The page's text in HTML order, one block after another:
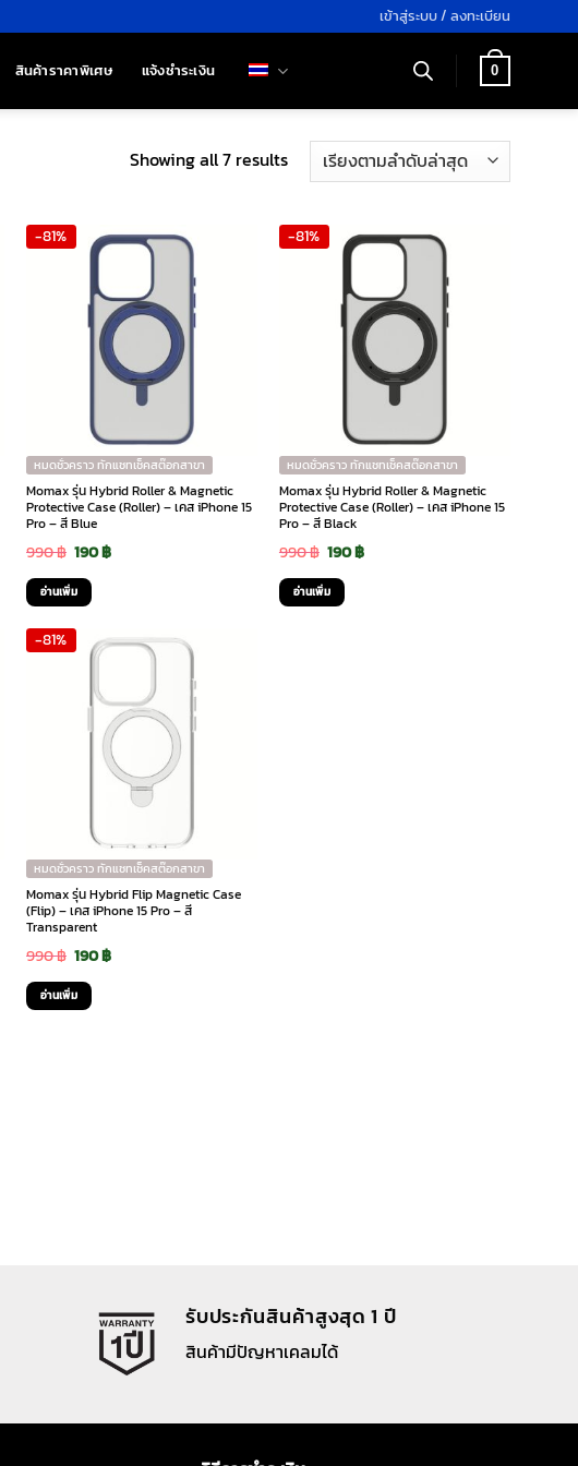
เข้าสู่ระบบ / ลงทะเบียน
สินค้าราคาพิเศษ แจ้งชำระเงิน 0
Showing all 7 resultsSorted
-81%
หมดชั่วคราว ทักแชทเช็คสต๊อกสาขา
Momax รุ่น Hybrid Roller & Magnetic
Protective Case (Roller) – เคส iPhone 15
Pro – สี Blue
990฿ Original
price
was:
990 ฿.
190฿Current
190 ฿.
อ่านเพิ่ม
-81%
หมดชั่วคราว ทักแชทเช็คสต๊อกสาขา
Momax รุ่น Hybrid Roller & Magnetic
Protective Case (Roller) – เคส iPhone 15
Pro – สี Black
990฿ Original
price
was:
190฿Current
อ่านเพิ่ม
-81%
หมดชั่วคราว ทักแชทเช็คสต๊อกสาขา
Momax รุ่น Hybrid Flip Magnetic Case
(Flip) – เคส iPhone 15 Pro – สี
Transparent
990฿ Original
price
was:
190฿Current
อ่านเพิ่ม
รับประกันสินค้าสูงสุด 1 ปี
สินค้ามีปัญหาเคลมได้